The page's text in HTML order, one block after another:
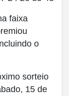
faixa
o
sorteio
15 de